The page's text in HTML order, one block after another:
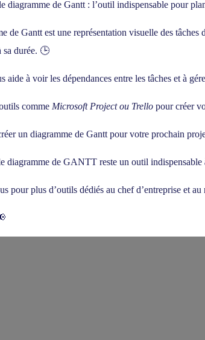
diagramme de Gantt : l’outil indispensable pour
de Gantt est une représentation visuelle des
sa durée. 🕒
aide à voir les dépendances entre les tâches et à
comme Microsoft Project ou Trello pour créer
un diagramme de Gantt pour votre prochain
diagramme de GANTT reste un outil
pour plus d’outils dédiés au chef d’entreprise et au